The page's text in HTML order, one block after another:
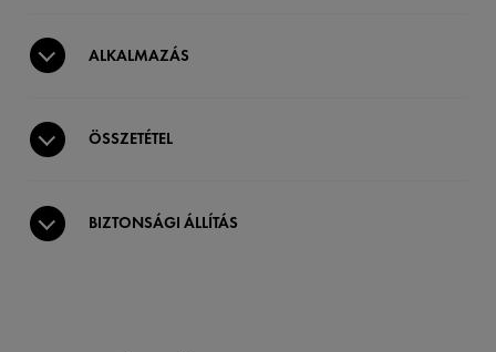
ALKALMAZÁS
ÖSSZETÉTEL
BIZTONSÁGI ÁLLÍTÁS